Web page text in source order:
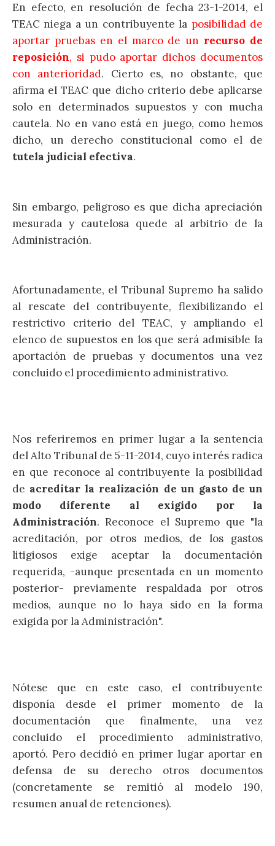
En efecto, en resolución de fecha 23-1-2014, el
TEAC niega a un contribuyente la posibilidad de
aportar pruebas en el marco de un recurso de
reposición, si pudo aportar dichos documentos
con anterioridad. Cierto es, no obstante, que
afirma el TEAC que dicho criterio debe aplicarse
solo en determinados supuestos y con mucha
cautela. No en vano está en juego, como hemos
dicho, un derecho constitucional como el de
tutela judicial efectiva.
Sin embargo, peligroso es que dicha apreciación
mesurada y cautelosa quede al arbitrio de la
Administración.
Afortunadamente, el Tribunal Supremo ha salido
al rescate del contribuyente, flexibilizando el
restrictivo criterio del TEAC, y ampliando el
elenco de supuestos en los que será admisible la
aportación de pruebas y documentos una vez
concluido el procedimiento administrativo.
Nos referiremos en primer lugar a la sentencia
del Alto Tribunal de 5-11-2014, cuyo interés radica
en que reconoce al contribuyente la posibilidad
de acreditar la realización de un gasto de un
modo diferente al exigido por la
Administración. Reconoce el Supremo que "la
acreditación, por otros medios, de los gastos
litigiosos exige aceptar la documentación
requerida, -aunque presentada en un momento
posterior- previamente respaldada por otros
medios, aunque no lo haya sido en la forma
exigida por la Administración".
Nótese que en este caso, el contribuyente
disponía desde el primer momento de la
documentación que finalmente, una vez
concluido el procedimiento administrativo,
aportó. Pero decidió en primer lugar aportar en
defensa de su derecho otros documentos
(concretamente se remitió al modelo 190,
resumen anual de retenciones).